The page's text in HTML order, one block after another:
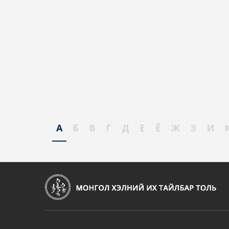
А Б В Г Д Е Ё Ж З И